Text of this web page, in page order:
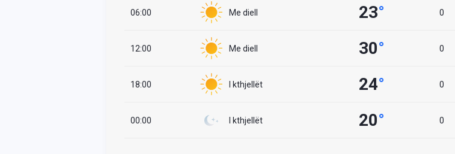
06:00 Me diell 23° 0
12:00 Me diell 30° 0
18:00 I kthjellët 24° 0
00:00 I kthjellët 20° 0